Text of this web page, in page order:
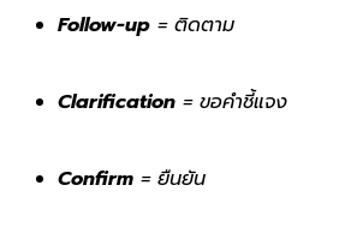
Follow-up = ติดตาม
Clarification = ขอคำชี้แจง
Confirm = ยืนยัน